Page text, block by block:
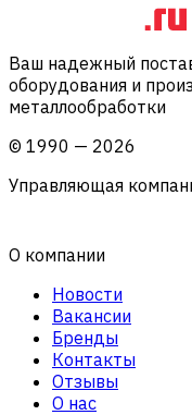
Ваш надежный
оборудования и
металлообработки
© 1990 — 2026
Управляющая
О компании
Новости
Вакансии
Бренды
Контакты
Отзывы
О нас